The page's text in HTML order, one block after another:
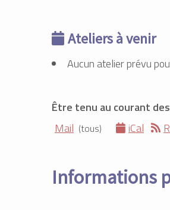
Ateliers à venir
Aucun atelier prévu
Être tenu au courant
Mail (tous) iCal
Informations